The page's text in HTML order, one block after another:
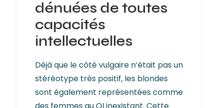
dénuées de toutes
capacités
intellectuelles
Déjà que le côté vulgaire n’était pas un
stéréotype très positif, les blondes
sont également représentées comme
des femmes au QI inexistant. Cette